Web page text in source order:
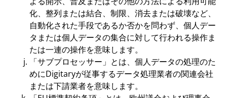
化、整列または結合、制限、消去または破壊など、
自動化された手段であるか否かを問わず、個人デー
タまたは個人データの集合に対して行われる操作ま
たは一連の操作を意味します。
「サブプロセッサー」とは、個人データの処理のた
めにDigitaryが従事するデータ処理業者の関連会社
または下請業者を意味します。